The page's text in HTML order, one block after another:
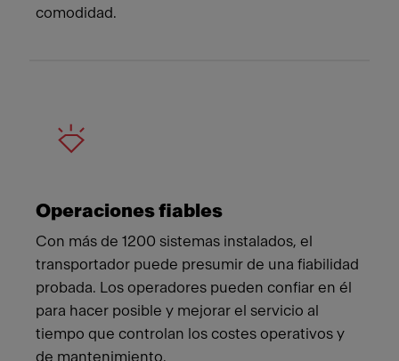
comodidad.
Operaciones fiables
Con más de 1200 sistemas instalados, el
transportador puede presumir de una fiabilidad
probada. Los operadores pueden confiar en él
para hacer posible y mejorar el servicio al
tiempo que controlan los costes operativos y
de mantenimiento.